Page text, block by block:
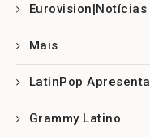
Eurovision|Notícias
Mais
LatinPop Apresenta
Grammy Latino